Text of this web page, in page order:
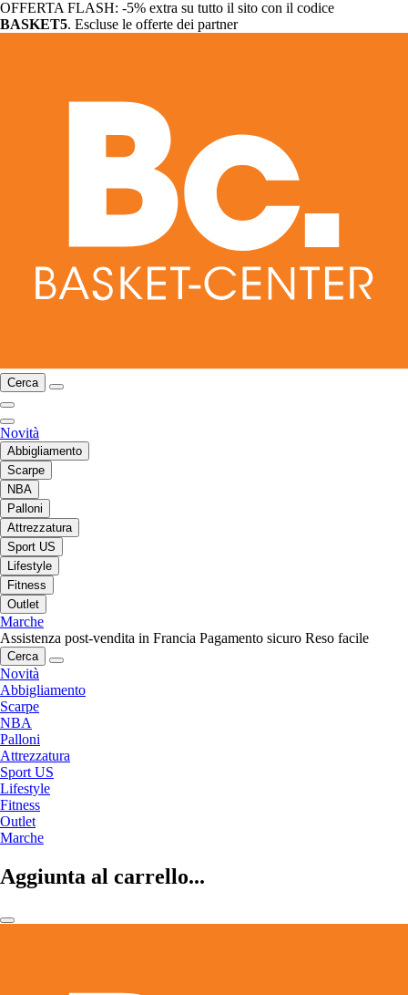
OFFERTA FLASH: -5% extra su tutto il sito con il codice
BASKET5. Escluse le offerte dei partner
Cerca
Novità
Abbigliamento
Scarpe
NBA
Palloni
Attrezzatura
Sport US
Lifestyle
Fitness
Outlet
Marche
Assistenza post-vendita in Francia Pagamento sicuro Reso facile
Cerca
Novità
Abbigliamento
Scarpe
NBA
Palloni
Attrezzatura
Sport US
Lifestyle
Fitness
Outlet
Marche
Aggiunta al carrello...